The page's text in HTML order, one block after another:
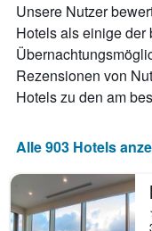
Unsere Nutzer
Hotels als einige der
Rezensionen von
Hotels zu den am
Alle 903 Hotels